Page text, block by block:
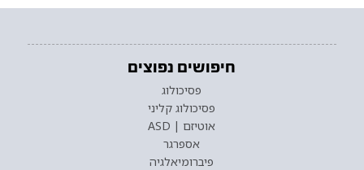
חיפושים נפוצים
פסיכולוג
פסיכולוג קליני
אוטיזם | ASD
אספרגר
פיברומיאלגיה